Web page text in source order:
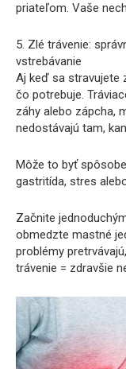
priateľom. Vaše
5. Zlé trávenie:
vstrebávanie
Aj keď sa stravujete
čo potrebuje.
záhy alebo zápcha,
nedostávajú tam,
Môže to byť
gastritída, stres
Začnite
obmedzte mastné
problémy
trávenie = zdravšie